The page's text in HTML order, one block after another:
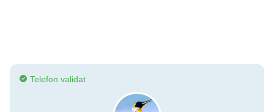
Telefon validat